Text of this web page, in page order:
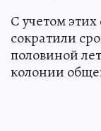
С учетом
сократили
половиной
колонии